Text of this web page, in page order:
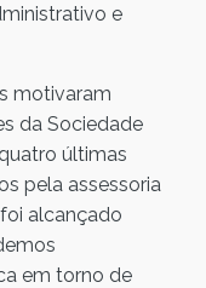
e
motivaram
da Sociedade
últimas
pela assessoria
alcançado
em torno de